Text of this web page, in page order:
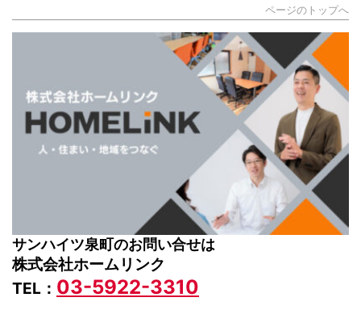
ページのトップへ
サンハイツ泉町のお問い合せは
株式会社ホームリンク
TEL： 03-5922-3310